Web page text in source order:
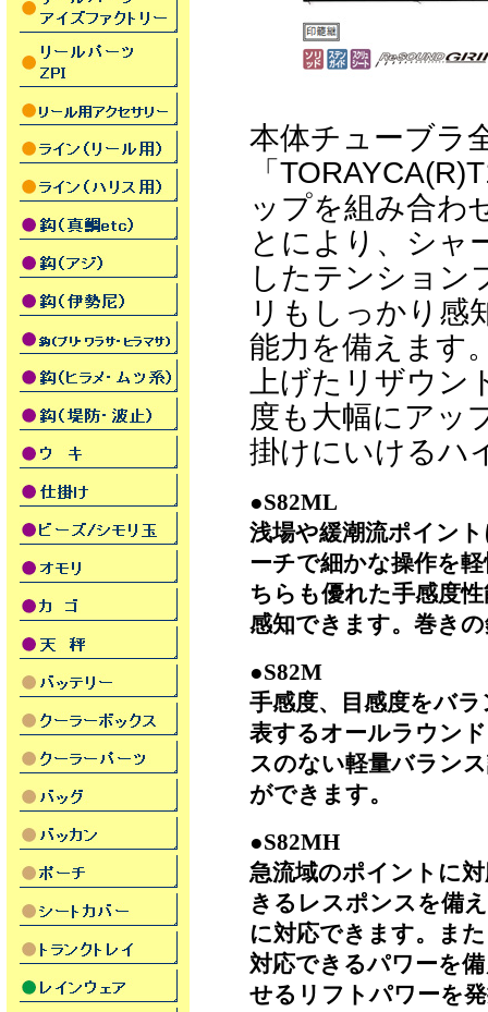
本体チューブラ
「
ップを組み合わ
とにより、シャ
したテンション
リもしっかり感
能力を備えます
上げたリザウ
度も大幅にアッ
掛けにいけるハ
●S82ML
浅場や緩潮流ポイン
ーチで細かな操作を
ちらも優れた手感度
感知できます。巻き
●S82M
手感度、目感度をバ
表するオールラウン
スのない軽量バラン
ができます。
●S82MH
急流域のポイントに
きるレスポンスを備
に対応できます。ま
対応できるパワーを
せるリフトパワーを